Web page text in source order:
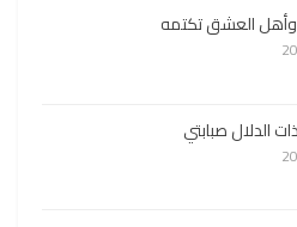
وأهل العشق تكتمه
الدلال صبابتي